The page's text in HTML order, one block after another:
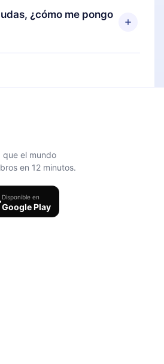
o escuchar tus títulos
y desafiarte con un
cualquier momento y el
no ocurrirá.
¿cómo me pongo
en
que el mundo
en 12 minutos.
Disponible en
Google Play